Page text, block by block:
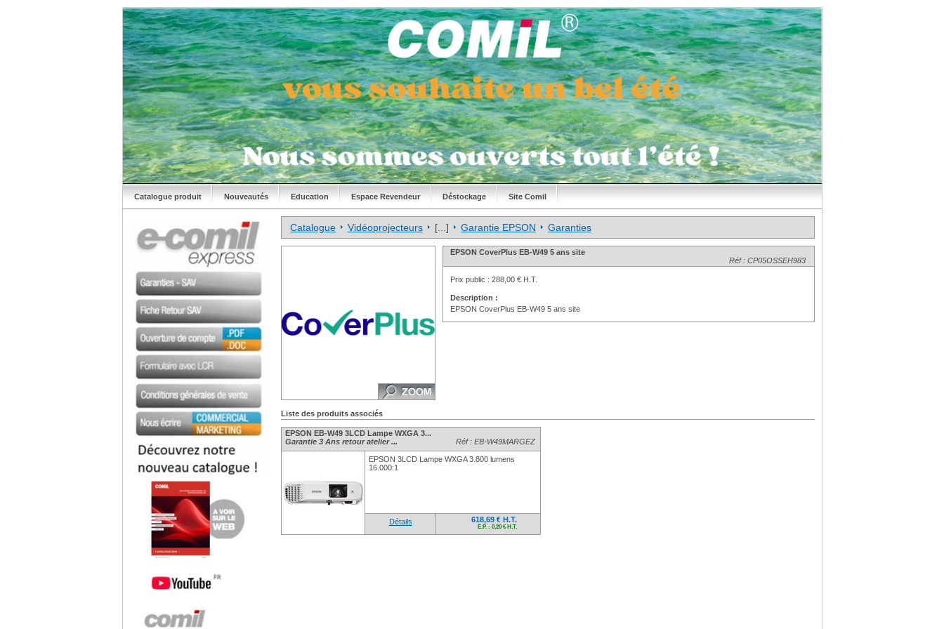
Catalogue produit Nouveautés Education Espace Revendeur Déstockage Site Comil
Catalogue Vidéoprojecteurs [...] Garantie EPSON Garanties
EPSON CoverPlus EB-W49 5 ans site
Réf : CP05OSSEH983
Prix public : 288,00 € H.T.
Description :
EPSON CoverPlus EB-W49 5 ans site
Liste des produits associés
EPSON EB-W49 3LCD Lampe WXGA 3...
Garantie 3 Ans retour atelier ...
Réf : EB-W49MARGEZ
EPSON 3LCD Lampe WXGA 3.800 lumens
16.000:1
Détails 618,69 € H.T.
E.P. : 0,20 € H.T.